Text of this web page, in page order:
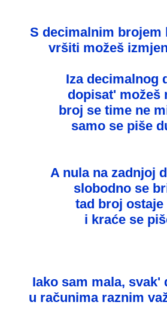
S decimalnim brojem
vršiti možeš
Iza decimalnog
dopisat' možeš
broj se time ne
samo se piše
A nula na zadnjoj
slobodno se
tad broj
i kraće se
Iako sam mala, svak'
u računima raznim